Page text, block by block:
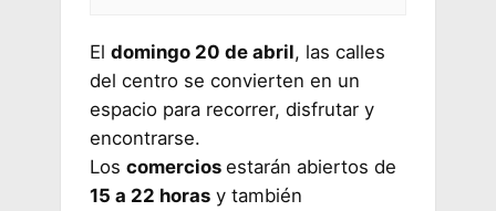
Eldomingo 20 de abril, las calles
del centro se convierten en un
espacio para recorrer, disfrutar y
encontrarse.
Loscomerciosestarán abiertos de
15 a 22 horas y también